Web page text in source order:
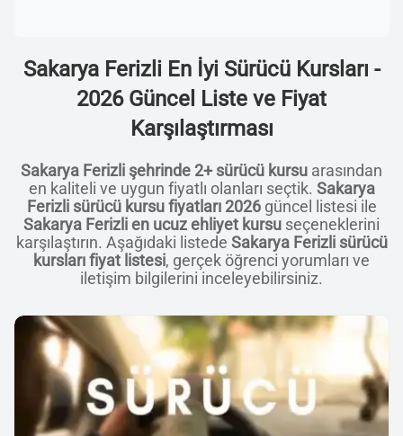
Sakarya Ferizli En İyi Sürücü Kursları -
2026 Güncel Liste ve Fiyat
Karşılaştırması
Sakarya Ferizli şehrinde 2+ sürücü kursu arasından
en kaliteli ve uygun fiyatlı olanları seçtik. Sakarya
Ferizli sürücü kursu fiyatları 2026güncel listesi ile
Sakarya Ferizli en ucuz ehliyet kursu seçeneklerini
karşılaştırın. Aşağıdaki listede Sakarya Ferizli sürücü
kursları fiyat listesi, gerçek öğrenci yorumları ve
iletişim bilgilerini inceleyebilirsiniz.